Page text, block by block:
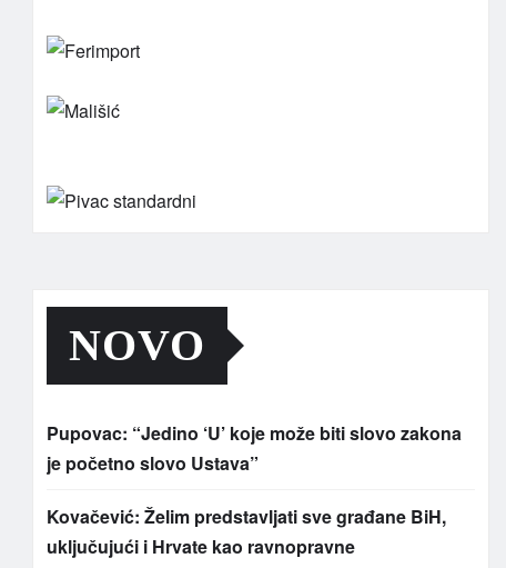
NOVO
Pupovac: “Jedino ‘U’ koje može biti slovo zakona
je početno slovo Ustava”
Kovačević: Želim predstavljati sve građane BiH,
uključujući i Hrvate kao ravnopravne